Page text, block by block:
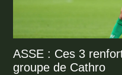
ASSE : Ces 3
groupe de Cathro